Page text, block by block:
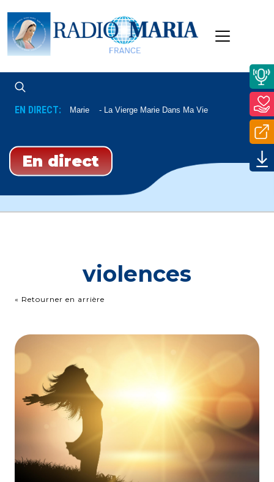
EN DIRECT:
La Vierge Marie La Vierge Marie Dans Ma Vie
En direct
violences
« Retourner en arrière